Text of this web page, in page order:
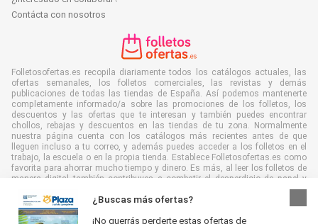
¿Buscas más ofertas?
¡No querrás perderte estas ofertas de
Contácta con nosotros
Folletosofertas.es recopila diariamente todos los catálogos actuales, las
ofertas semanales, los folletos comerciales, las revistas y demás
publicaciones de todas las tiendas de España. Así podemos mantenerte
completamente informado/a sobre las promociones de los folletos, los
descuentos y las ofertas que te interesan y también puedes encontrar
chollos, rebajas y descuentos en las tiendas de tu zona. Normalmente
nuestra página cuenta con los catálogos más recientes antes de que
lleguen incluso a tu correo, y además puedes acceder a los folletos en el
trabajo, la escuela o en la propia tienda. Establece Folletosofertas.es como
favorita para ahorrar mucho tiempo y dinero. Es más, al leer los folletos de
manera digital también contribuyes a combatir el desperdicio de papel y